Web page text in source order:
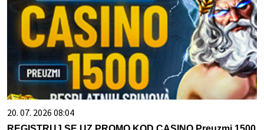
20. 07. 2026 08:04